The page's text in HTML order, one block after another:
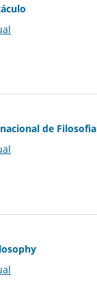
de Filosofia